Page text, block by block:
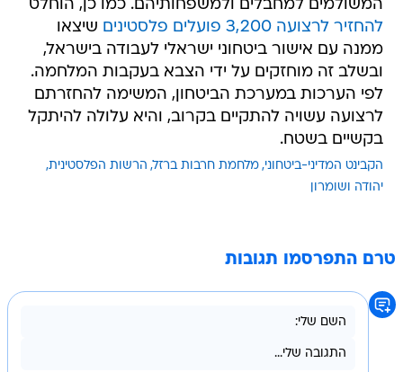
המשולמים למחבלים ולמשפחותיהם. כמו כן, הוחלט
להחזיר לרצועה 3,200 פועלים פלסטינים
שיצאו
ממנה עם אישור ביטחוני ישראלי לעבודה בישראל,
ובשלב זה מוחזקים על ידי הצבא בעקבות המלחמה.
לפי הערכות במערכת הביטחון, המשימה להחזרתם
לרצועה עשויה להתקיים בקרוב, והיא עלולה להיתקל
בקשיים בשטח.
הקבינט המדיני-ביטחוני מלחמת חרבות ברזל הרשות הפלסטינית
יהודה ושומרון
טרם התפרסמו תגובות